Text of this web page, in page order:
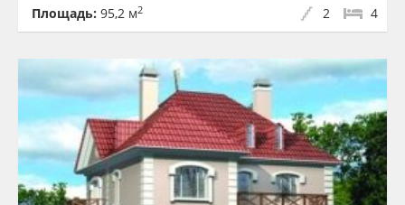
Площадь: 95,2 м2 4
2